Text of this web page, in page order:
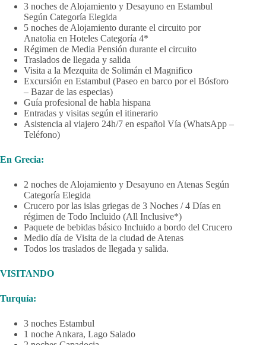
3 noches de Alojamiento y Desayuno en Estambul
Según Categoría Elegida
5 noches de Alojamiento durante el circuito por
Anatolia en Hoteles Categoría 4*
Régimen de Media Pensión durante el circuito
Traslados de llegada y salida
Visita a la Mezquita de Solimán el Magnifico
Excursión en Estambul (Paseo en barco por el Bósforo
– Bazar de las especias)
Guía profesional de habla hispana
Entradas y visitas según el itinerario
Asistencia al viajero 24h/7 en español Vía (WhatsApp –
Teléfono)
En Grecia:
2 noches de Alojamiento y Desayuno en Atenas Según
Categoría Elegida
Crucero por las islas griegas de 3 Noches / 4 Días en
régimen de Todo Incluido (All Inclusive*)
Paquete de bebidas básico Incluido a bordo del Crucero
Medio día de Visita de la ciudad de Atenas
Todos los traslados de llegada y salida.
VISITANDO
Turquía:
3 noches Estambul
1 noche Ankara, Lago Salado